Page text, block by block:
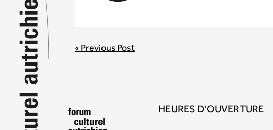
BEITRAGSNAVIGATION
« Previous Post
HEURES D'OUVERTURE